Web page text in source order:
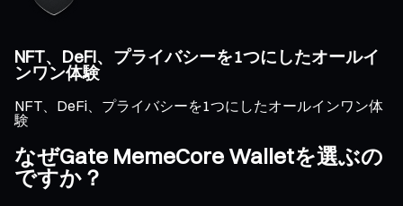
NFT、DeFi、プライバシーを1つにしたオールイ
ンワン体験
NFT、DeFi、プライバシーを1つにしたオールインワン体
験
なぜGate MemeCore Walletを選ぶの
ですか？